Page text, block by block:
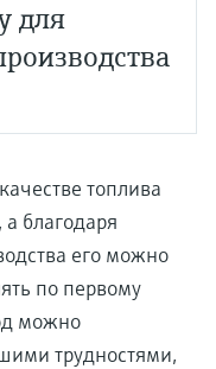
для
топлива
благодаря
его можно
по первому
можно
трудностями,